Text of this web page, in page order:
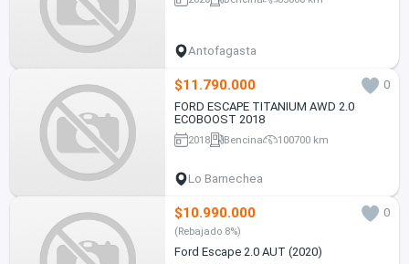
Antofagasta
$11.790.000
0
FORD ESCAPE TITANIUM AWD 2.0
ECOBOOST 2018
2018 Bencina 100700 km
Lo Barnechea
$10.990.000 0
(Rebajado 8%)
Ford Escape 2.0 AUT (2020)